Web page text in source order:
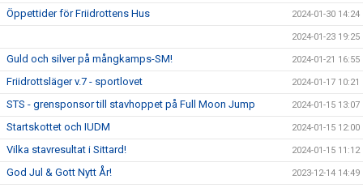
Öppettider för Friidrottens Hus 2024-01-30 14:24
2024-01-23 19:25
Guld och silver på mångkamps-SM! 2024-01-21 16:55
Friidrottsläger v.7 - sportlovet 2024-01-17 10:21
STS - grensponsor till stavhoppet på Full Moon Jump 2024-01-15 13:07
Startskottet och IUDM 2024-01-15 12:00
Vilka stavresultat i Sittard! 2024-01-15 11:12
God Jul & Gott Nytt År! 2023-12-14 14:49